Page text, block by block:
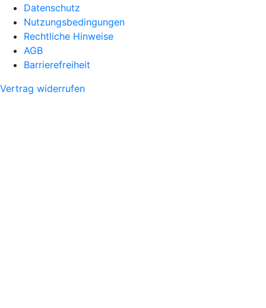
Datenschutz
Nutzungsbedingungen
Rechtliche Hinweise
AGB
Barrierefreiheit
Vertrag widerrufen